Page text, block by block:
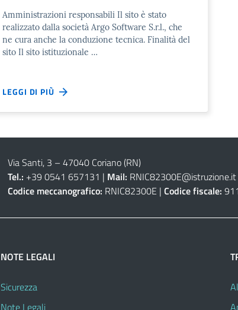
Amministrazioni responsabili Il sito è stato
realizzato dalla società Argo Software S.r.l., che
ne cura anche la conduzione tecnica. Finalità del
sito Il sito istituzionale …
LEGGI DI PIÙ
Via Santi, 3 – 47040 Coriano (RN)
Tel.: +39 0541 657131 | Mail: RNIC82300E@istruzione.it
Codice meccanografico: RNIC82300E | Codice fiscale:
NOTE LEGALI
Sicurezza
Note Legali